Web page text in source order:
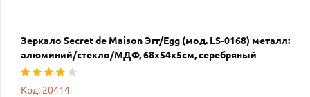
Зеркало Secret de Maison Эгг/Egg (мод. LS-0168) металл:
алюминий/стекло/МДФ, 68х54х5см, серебряный
Код: 20414